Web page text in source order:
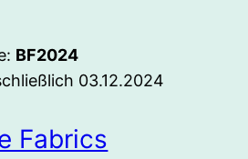
BF2024
03.12.2024
Fabrics